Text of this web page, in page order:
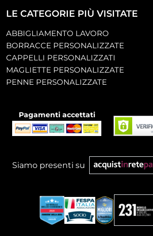
LE CATEGORIE PIÙ VISITATE
ABBIGLIAMENTO LAVORO
BORRACCE PERSONALIZZATE
CAPPELLI PERSONALIZZATI
MAGLIETTE PERSONALIZZATE
PENNE PERSONALIZZATE
Pagamenti accettati
Siamo presenti su